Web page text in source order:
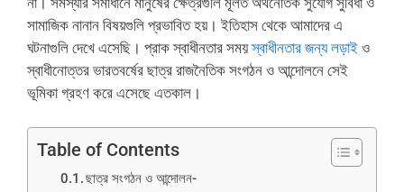
সামাজিক নানান বিষয়গুলি প্রভাবিত হয়। ইতিহাস থেকে আমাদের এ
ঘটনাগুলি দেখে এসেছি। প্রাক স্বাধীনতার সময়স্বাধীনতার জন্য লড়াই ও
স্বাধীনোত্তর ভারতবর্ষের ছাত্র রাজনৈতিক সংগঠন ও আন্দোলনে সেই
ভূমিকা গ্রহণ করে এসেছে এতকাল।
Table of Contents
ছাত্র সংগঠন ও আন্দোলন-